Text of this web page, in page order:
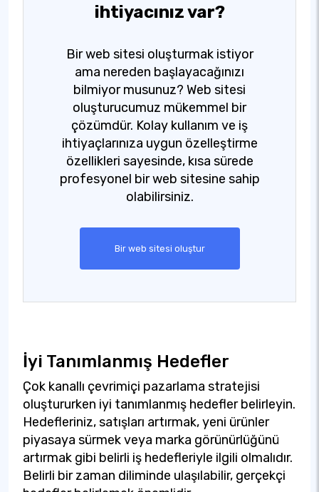
ihtiyacınız var?
Bir web sitesi oluşturmak istiyor
ama nereden başlayacağınızı
bilmiyor musunuz? Web sitesi
oluşturucumuz mükemmel bir
çözümdür. Kolay kullanım ve iş
ihtiyaçlarınıza uygun özelleştirme
özellikleri sayesinde, kısa sürede
profesyonel bir web sitesine sahip
olabilirsiniz.
Bir web sitesi oluştur
İyi Tanımlanmış Hedefler
Çok kanallı çevrimiçi pazarlama stratejisi
oluştururken iyi tanımlanmış hedefler belirleyin.
Hedefleriniz, satışları artırmak, yeni ürünler
piyasaya sürmek veya marka görünürlüğünü
artırmak gibi belirli iş hedefleriyle ilgili olmalıdır.
Belirli bir zaman diliminde ulaşılabilir, gerçekçi